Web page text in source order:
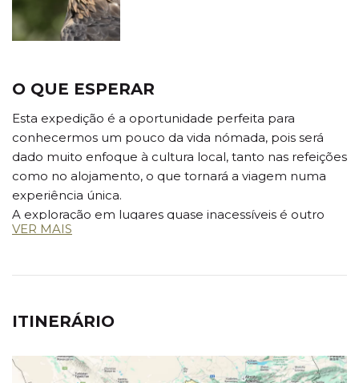
O QUE ESPERAR
Esta expedição é a oportunidade perfeita para
conhecermos um pouco da vida nómada, pois será
dado muito enfoque à cultura local, tanto nas refeições
como no alojamento, o que tornará a viagem numa
experiência única.
A exploração em lugares quase inacessíveis é outro
grande objetivo desta viagem. O Quirguistão é
enormes e vamos partilhá-las com quem vive em
A cultura quirguiz é muito diferente da nossa. Há zonas
recuamos ao passado. A hospitalidade do povo
VER MAIS
ITINERÁRIO